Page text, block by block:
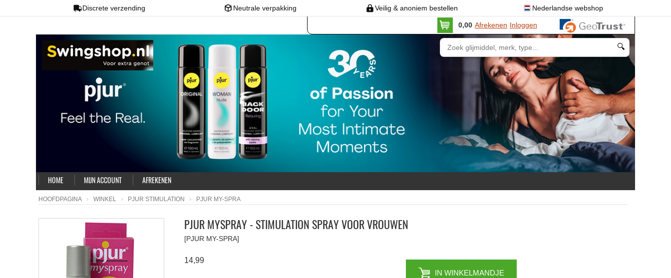
Discrete verzending Neutrale verpakking Veilig & anoniem bestellen Nederlandse webshop
0,00 Afrekenen Inloggen
🔍
HOME MIJN ACCOUNT AFREKENEN
HOOFDPAGINA WINKEL PJUR STIMULATION PJUR MY-SPRA
PJUR MYSPRAY - STIMULATION SPRAY VOOR VROUWEN
[PJUR MY-SPRA]
14,99
IN WINKELMANDJE